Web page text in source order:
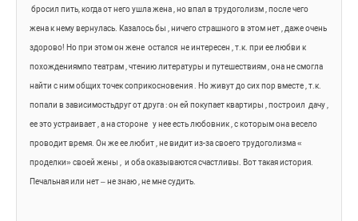
бросил пить, когда от него ушла жена , но впал в трудоголизм , после чего
жена к нему вернулась. Казалось бы , ничего страшного в этом нет , даже очень
здорово! Но при этом он жене остался не интересен , т.к. при ее любви к
похождениямпо театрам , чтению литературы и путешествиям , она не смогла
найти с ним общих точек соприкосновения . Но живут до сих пор вместе , т.к.
попали в зависимостьдруг от друга : он ей покупает квартиры , построил дачу ,
ее это устраивает , а на стороне у нее есть любовник , с которым она весело
проводит время. Он же ее любит , не видит из-за своего трудоголизма «
проделки» своей жены , и оба оказываются счастливы. Вот такая история.
Печальная или нет – не знаю , не мне судить.